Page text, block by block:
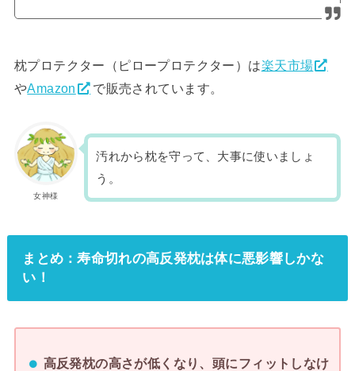
枕プロテクター（ピロープロテクター）は楽天市場
やAmazon で販売されています。
女神様
汚れから枕を守って、大事に使いましょ
う。
まとめ：寿命切れの高反発枕は体に悪影響しかな
い！
高反発枕の高さが低くなり、頭にフィットしなけ